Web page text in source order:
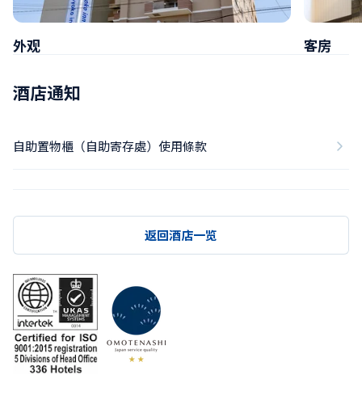
外观 客房
酒店通知
自助置物櫃（自助寄存處）使用條款
返回酒店一览